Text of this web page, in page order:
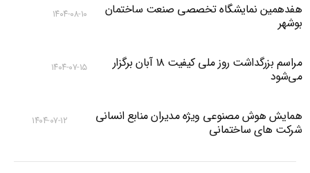
هفدهمین نمایشگاه تخصصی صنعت ساختمان
بوشهر
۱۴۰۴-۰۸-۱۰
مراسم بزرگداشت روز ملی کیفیت ۱۸ آبان برگزار
می‌شود
۱۴۰۴-۰۷-۱۵
همایش هوش مصنوعی ویژه مدیران منابع انسانی
شرکت های ساختمانی
۱۴۰۴-۰۷-۱۲